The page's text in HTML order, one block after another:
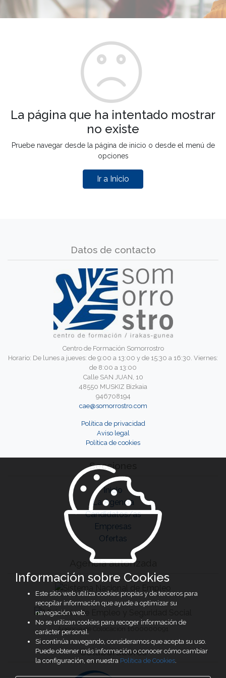
La página que ha intentado mostrar
no existe
Pruebe navegar desde la página de inicio o desde el menú de
opciones
Ir a Inicio
Datos de contacto
Centro de Formación Somorrostro
Horario: De lunes a jueves: de 9:00 a 13:00 y de 15:30 a 16:30. Viernes:
de 8:00 a 13:00
Calle SAN JUAN, 10
48550 MUSKIZ Bizkaia
946708194
cae@somorrostro.com
Política de privacidad
Aviso legal
Política de cookies
Secciones
Inicio
La Agencia
Candidatos/as
Empresas
Ofertas
Agencia autorizada
Agencia de Colocación 1600000091
Colaboradores
Información sobre Cookies
Este sitio web utiliza cookies propias y de terceros para
recopilar información que ayude a optimizar su
navegación web.
No se utilizan cookies para recoger información de
carácter personal.
Si continúa navegando, consideramos que acepta su uso.
Puede obtener más información o conocer cómo cambiar
la configuración, en nuestra Política de Cookies.